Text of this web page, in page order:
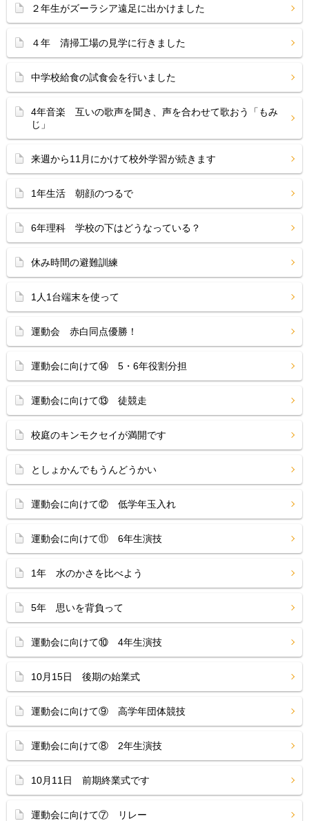
２年生がズーラシア遠足に出かけました
４年 清掃工場の見学に行きました
中学校給食の試食会を行いました
4年音楽 互いの歌声を聞き、声を合わせて歌おう「もみ
じ」
来週から11月にかけて校外学習が続きます
1年生活 朝顔のつるで
6年理科 学校の下はどうなっている？
休み時間の避難訓練
1人1台端末を使って
運動会 赤白同点優勝！
運動会に向けて⑭ 5・6年役割分担
運動会に向けて⑬ 徒競走
校庭のキンモクセイが満開です
としょかんでもうんどうかい
運動会に向けて⑫ 低学年玉入れ
運動会に向けて⑪ 6年生演技
1年 水のかさを比べよう
5年 思いを背負って
運動会に向けて⑩ 4年生演技
10月15日 後期の始業式
運動会に向けて⑨ 高学年団体競技
運動会に向けて⑧ 2年生演技
10月11日 前期終業式です
運動会に向けて⑦ リレー